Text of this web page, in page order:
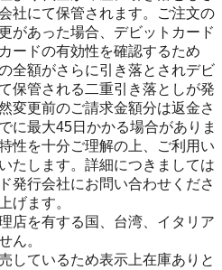
社にて保管されます。ご注文の
があった場合、デビットカード
ードの有効性を確認するため
全額がさらに引き落とされデビ
保管される二重引き落としが発
変更前のご請求金額分は返金さ
に最大45日かかる場合がありま
性を十分ご理解の上、ご利用い
たします。詳細につきましては
発行会社にお問い合わせくださ
げます。
店を有する国、台湾、イタリア
ん。
しているため表示上在庫ありと